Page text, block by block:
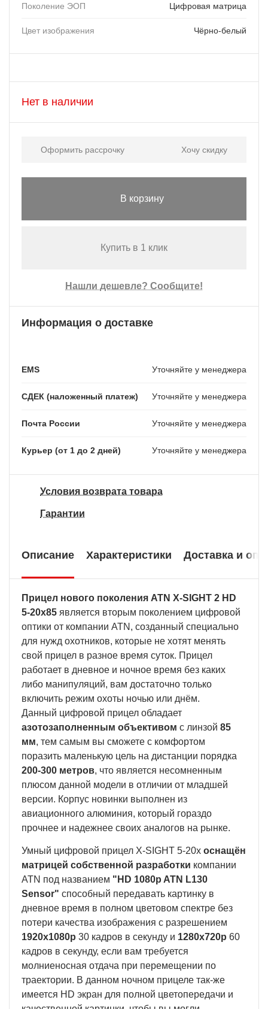
Поколение ЭОП Цифровая матрица
Цвет изображения Чёрно-белый
Нет в наличии
Оформить рассрочку Хочу скидку
В корзину
Купить в 1 клик
Нашли дешевле? Сообщите!
Информация о доставке
EMS Уточняйте у менеджера
СДЕК (наложенный платеж) Уточняйте у менеджера
Почта России Уточняйте у менеджера
Курьер (от 1 до 2 дней) Уточняйте у менеджера
Условия возврата товара
Гарантии
Описание Характеристики Доставка и
Прицел нового поколения ATN X-SIGHT 2 HD
5-20x85 является вторым поколением цифровой
оптики от компании ATN, созданный специально
для нужд охотников, которые не хотят менять
свой прицел в разное время суток. Прицел
работает в дневное и ночное время без каких
либо манипуляций, вам достаточно только
включить режим охоты ночью или днём.
Данный цифровой прицел обладает
азотозаполненным объективом с линзой 85
мм, тем самым вы сможете с комфортом
поразить маленькую цель на дистанции порядка
200-300 метров, что является несомненным
плюсом данной модели в отличии от младшей
версии. Корпус новинки выполнен из
авиационного алюминия, который гораздо
прочнее и надежнее своих аналогов на рынке.
Умный цифровой прицел X-SIGHT 5-20x оснащён
матрицей собственной разработки компании
ATN под названием "HD 1080p ATN L130
Sensor" способный передавать картинку в
дневное время в полном цветовом спектре без
потери качества изображения с разрешением
1920x1080p 30 кадров в секунду и 1280x720p 60
кадров в секунду, если вам требуется
молниеносная отдача при перемещении по
траектории. В данном ночном прицеле так-же
имеется HD экран для полной цветопередачи и